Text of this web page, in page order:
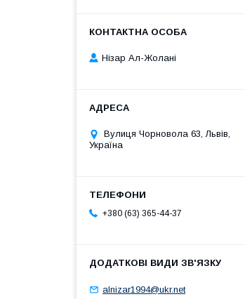
Нізар Ал-Жолані
Вулиця Чорновола 63, Львів,
Україна
+380 (63) 365-44-37
alnizar1994@ukr.net